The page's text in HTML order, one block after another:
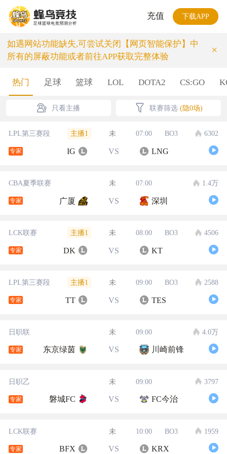
充值 下载APP
如遇网站功能缺失,可尝试关闭【网页智能保护】中
所有的屏蔽功能或者前往APP获取完整体验
×
热门 足球 篮球 LOL DOTA2 CS:GO
只看主播 联赛筛选 (隐0场)
LPL第三赛段 主播1 未 07:00 BO3 6302
专家 IG VS LNG
CBA夏季联赛 未 07:00 1.4万
专家 广厦 VS 深圳
LCK联赛 主播1 未 08:00 BO3 4506
专家 DK VS KT
LPL第三赛段 主播1 未 09:00 BO3 2588
专家 TT VS TES
日职联 未 09:00 4.0万
专家 东京绿茵 VS 川崎前锋
日职乙 未 09:00 3797
专家 磐城FC VS FC今治
LCK联赛 未 10:00 BO3 1959
专家 BFX VS KRX